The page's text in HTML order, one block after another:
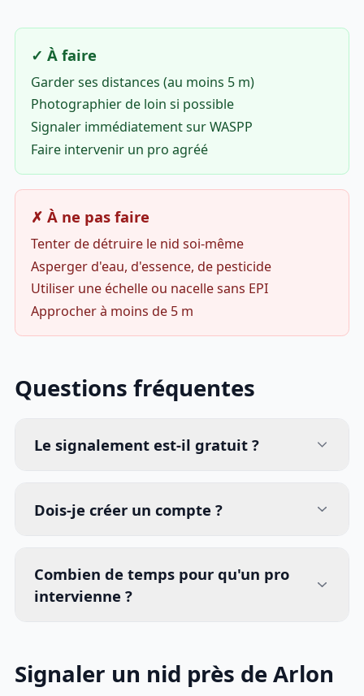
✓ À faire
Garder ses distances (au moins 5 m)
Photographier de loin si possible
Signaler immédiatement sur WASPP
Faire intervenir un pro agréé
✗ À ne pas faire
Tenter de détruire le nid soi-même
Asperger d'eau, d'essence, de pesticide
Utiliser une échelle ou nacelle sans EPI
Approcher à moins de 5 m
Questions fréquentes
Le signalement est-il gratuit ?
Dois-je créer un compte ?
Combien de temps pour qu'un pro
intervienne ?
Signaler un nid près de Arlon